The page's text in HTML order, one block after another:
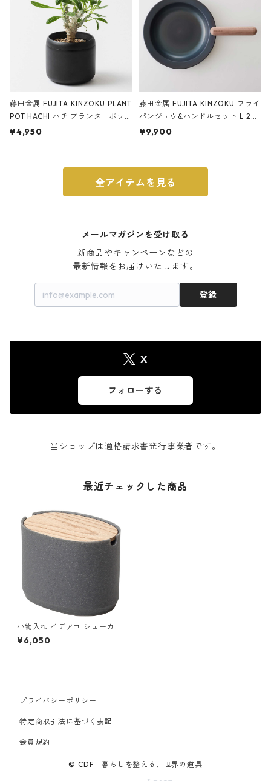
藤田金属 FUJITA KINZOKU PLANT
POT HACHI ハチ プランターポッ
ト 3号 ブラック
¥4,950
藤田金属 FUJITA KINZOKU フライ
パンジュウ&ハンドルセット L 24c
m ガス火・IH対応 鉄フライパン
¥9,900
全アイテムを見る
メールマガジンを受け取る
新商品やキャンペーンなどの
最新情報をお届けいたします。
登録
X
フォローする
当ショップは適格請求書発行事業者です。
最近チェックした商品
小物入れ イデアコ シェーカー
ボックス オーバルボックス S
サイズ ハイタイプ（高） idea
¥6,050
プライバシーポリシー
特定商取引法に基づく表記
会員規約
© CDF 暮らしを整える、世界の道具